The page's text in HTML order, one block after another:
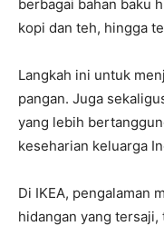
berbagai bahan baku
kopi dan teh, hingga
Langkah ini untuk
pangan. Juga
yang lebih
keseharian keluarga
Di IKEA, pengalaman
hidangan yang tersaji,